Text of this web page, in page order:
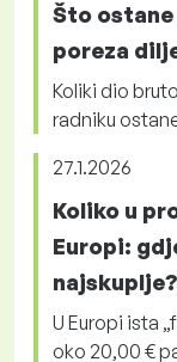
Što ostane
poreza
Koliki dio
radniku
27.1.2026
Koliko u
Europi:
najskuplje?
U Europi ista
oko 20,00 €